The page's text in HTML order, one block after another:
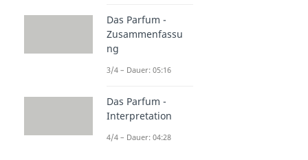
Das Parfum -
Zusammenfassu
ng
3/4 – Dauer: 05:16
Das Parfum -
Interpretation
4/4 – Dauer: 04:28